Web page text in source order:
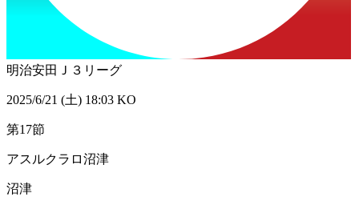
明治安田Ｊ３リーグ
2025/6/21 (土) 18:03 KO
第17節
アスルクラロ沼津
沼津